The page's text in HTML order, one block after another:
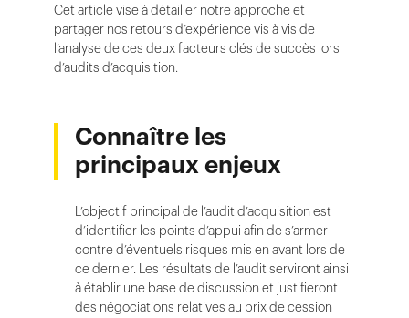
Cet article vise à détailler notre approche et
partager nos retours d’expérience vis à vis de
l’analyse de ces deux facteurs clés de succès lors
d’audits d’acquisition.
Connaître les
principaux enjeux
L’objectif principal de l’audit d’acquisition est
d’identifier les points d’appui afin de s’armer
contre d’éventuels risques mis en avant lors de
ce dernier. Les résultats de l’audit serviront ainsi
à établir une base de discussion et justifieront
des négociations relatives au prix de cession